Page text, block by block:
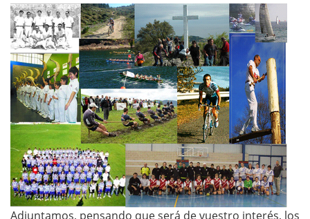
Adjuntamos, pensando que será de vuestro interés, los